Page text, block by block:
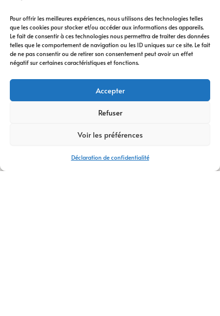
Pour offrir les meilleures expériences, nous utilisons des technologies telles
que les cookies pour stocker et/ou accéder aux informations des appareils.
Le fait de consentir à ces technologies nous permettra de traiter des données
telles que le comportement de navigation ou les ID uniques sur ce site. Le fait
de ne pas consentir ou de retirer son consentement peut avoir un effet
négatif sur certaines caractéristiques et fonctions.
Accepter
Refuser
Voir les préférences
Déclaration de confidentialité
pour offrir une
navigation fluide, un
design professionnel
et une expérience
utilisateur optimale.
De plus, nos
réalisations sont
smartphones, les